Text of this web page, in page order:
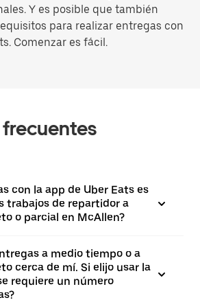
Y es posible que también
para realizar entregas con
Comenzar es fácil.
con la app de Uber Eats es
trabajos de repartidor a
o parcial en McAllen?
a medio tiempo o a
cerca de mí. Si elijo usar la
requiere un número